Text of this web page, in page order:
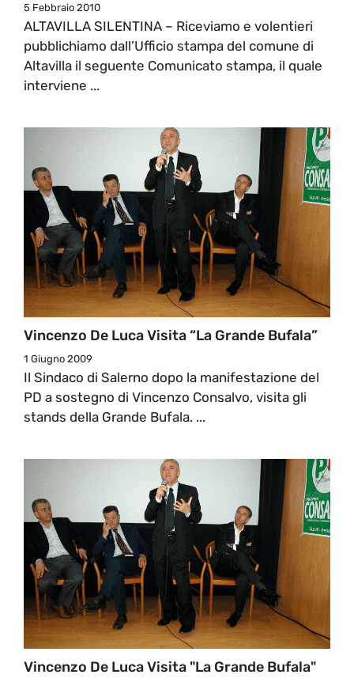
5 Febbraio 2010
ALTAVILLA SILENTINA – Riceviamo e volentieri
pubblichiamo dall’Ufficio stampa del comune di
Altavilla il seguente Comunicato stampa, il quale
interviene ...
Vincenzo De Luca Visita “la Grande Bufala”
1 Giugno 2009
Il Sindaco di Salerno dopo la manifestazione del
PD a sostegno di Vincenzo Consalvo, visita gli
stands della Grande Bufala. ...
Vincenzo De Luca Visita "la Grande Bufala"